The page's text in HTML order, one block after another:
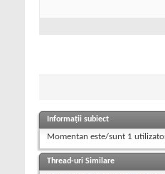
Informații subiect
Momentan este/sunt 1
Thread-uri Similare